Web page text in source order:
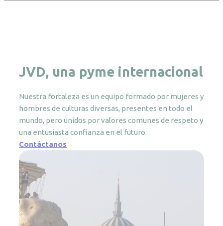
JVD, una pyme internacional
Nuestra fortaleza es un equipo formado por mujeres y
hombres de culturas diversas, presentes en todo el
mundo, pero unidos por valores comunes de respeto y
una entusiasta confianza en el futuro.
Contáctanos